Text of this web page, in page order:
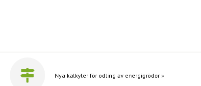
Nya kalkyler för odling av energigrödor »